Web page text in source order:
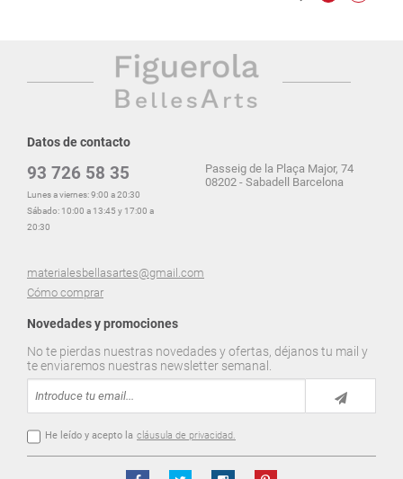
Datos de contacto
93 726 58 35
Lunes a viernes: 9:00 a 20:30
Sábado: 10:00 a 13:45 y 17:00 a
20:30
materialesbellasartes@gmail.com
Cómo comprar
Passeig de la Plaça Major, 74
08202 - Sabadell Barcelona
Novedades y promociones
No te pierdas nuestras novedades y ofertas, déjanos tu mail y
te enviaremos nuestras newsletter semanal.
He leído y acepto la cláusula de privacidad.